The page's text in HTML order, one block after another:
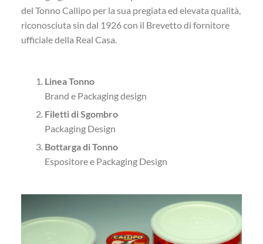
del Tonno Callipo per la sua pregiata ed elevata qualità,
riconosciuta sin dal 1926 con il Brevetto di fornitore
ufficiale della Real Casa.
Linea Tonno
Brand e Packaging design
Filetti di Sgombro
Packaging Design
Bottarga di Tonno
Espositore e Packaging Design